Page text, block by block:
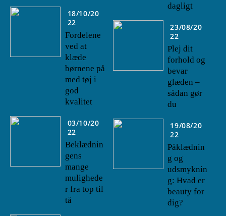
18/10/20
22
Fordelene
ved at
klæde
børnene på
med tøj i
god
kvalitet
03/10/20
22
Beklædnin
gens
mange
mulighede
r fra top til
tå
dagligt
23/08/20
22
Plej dit
forhold og
bevar
glæden –
sådan gør
du
19/08/20
22
Påklædnin
g og
udsmyknin
g: Hvad er
beauty for
dig?